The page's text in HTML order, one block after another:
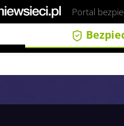
Portal
– jak